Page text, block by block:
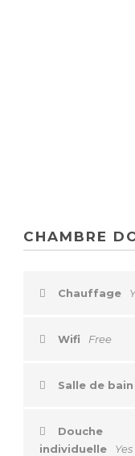
CHAMBRE
Chauffage
Wifi Free
Salle de bain
Douche
individuelle
Yes